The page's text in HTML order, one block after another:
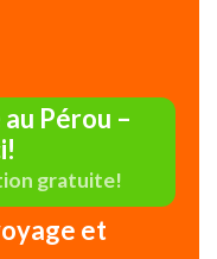
Pérou –
gratuite!
et